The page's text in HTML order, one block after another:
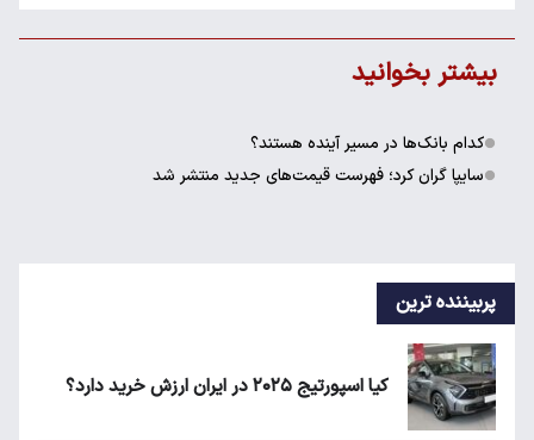
بیشتر بخوانید
کدام بانک‌ها در مسیر آینده هستند؟
سایپا گران کرد؛ فهرست قیمت‌های جدید منتشر شد
پربیننده ترین
کیا اسپورتیج ۲۰۲۵ در ایران ارزش خرید دارد؟